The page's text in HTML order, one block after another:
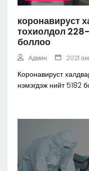
коронавируст
тохиолдол
боллоо
Админ: 2021
Коронавируст
нэмэгдэж нийт 5182